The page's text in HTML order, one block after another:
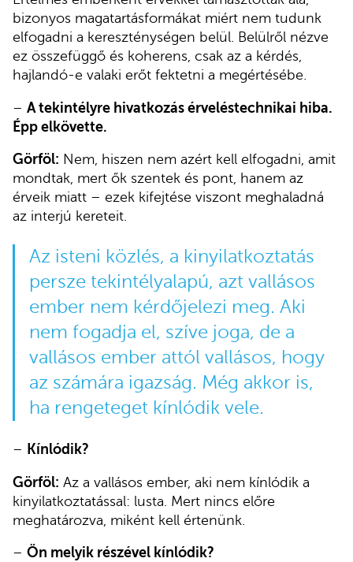
bizonyos magatartásformákat miért nem tudunk
elfogadni a kereszténységen belül. Belülről nézve
ez összefüggő és koherens, csak az a kérdés,
hajlandó-e valaki erőt fektetni a megértésébe.
– A tekintélyre hivatkozás érveléstechnikai hiba.
Épp elkövette.
Görföl: Nem, hiszen nem azért kell elfogadni, amit
mondtak, mert ők szentek és pont, hanem az
érveik miatt – ezek kifejtése viszont meghaladná
az interjú kereteit.
Az isteni közlés, a kinyilatkoztatás
persze tekintélyalapú, azt vallásos
ember nem kérdőjelezi meg. Aki
nem fogadja el, szíve joga, de a
vallásos ember attól vallásos, hogy
az számára igazság. Még akkor is,
ha rengeteget kínlódik vele.
– Kínlódik?
Görföl: Az a vallásos ember, aki nem kínlódik a
kinyilatkoztatással: lusta. Mert nincs előre
meghatározva, miként kell értenünk.
– Ön melyik részével kínlódik?